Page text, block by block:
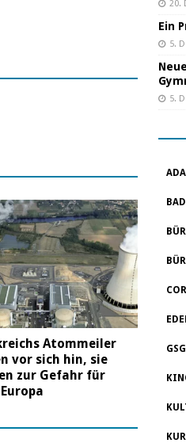
Atommeiler
vor sich hin, sie
zur Gefahr für
20.
Ein
5.
5.
GSG